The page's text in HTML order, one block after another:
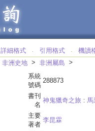
詳細格式 ‧ 引用格式 ‧
機讀
非洲史地 > 非洲屬島 >
系統
號碼
288873
書刊
名
神鬼獵奇之旅 : 馬
主要
著者
李昆霖